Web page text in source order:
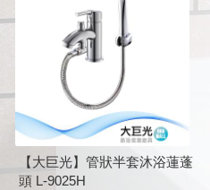
【大巨光】管狀半套沐浴蓮蓬
頭 L-9025H